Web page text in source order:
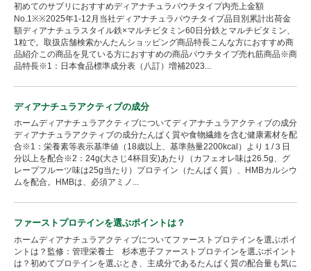
初めてのサプリにおすすめディアナチュラパウチタイプ内売上金額
No.1※※2025年1-12月当社ディアナチュラパウチタイプ品目別累計出荷金
額ディアナチュラスタイル鉄×マルチビタミン60日分鉄とマルチビタミン、
1粒で。取扱店舗検索かんたんショッピング商品特長こんな方におすすめ商
品紹介この商品を見ている方におすすめの商品パウチタイプ売れ筋商品※商
品特長※1：日本食品標準成分表（八訂）増補2023...
ディアナチュラアクティブの成分
ホームディアナチュラアクティブについてディアナチュラアクティブの成分
ディアナチュラアクティブの成分たんぱく質や食物繊維を含む健康素材を配
合※1：栄養素等表示基準値（18歳以上、基準熱量2200kcal）より１/３日
分以上を配合※2：24g(大さじ4杯目安)あたり（カフェオレ味は26.5g、グ
レープフルーツ味は25g当たり）プロテイン（たんぱく質）、HMBカルシウ
ムを配合。HMBは、必須アミノ...
ファーストプロテインを選ぶポイントは？
ホームディアナチュラアクティブについてファーストプロテインを選ぶポイ
ントは？監修：管理栄養士 杉本恵子ファーストプロテインを選ぶポイント
は？初めてプロテインを選ぶとき、主成分であるたんぱく質の配合量も気に